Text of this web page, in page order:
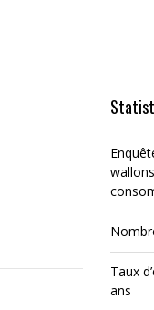
Taux
ans